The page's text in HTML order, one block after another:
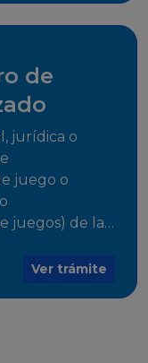
de
jurídica o
juego o
juegos) de las
Ver trámite